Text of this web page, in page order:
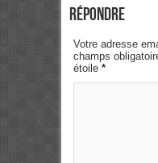
Répondre
Votre adresse
champs
étoile *